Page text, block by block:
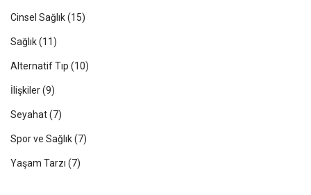
Cinsel Sağlık(15)
Sağlık(11)
Alternatif Tıp (10)
İlişkiler(9)
Seyahat(7)
Spor ve Sağlık(7)
Yaşam Tarzı (7)